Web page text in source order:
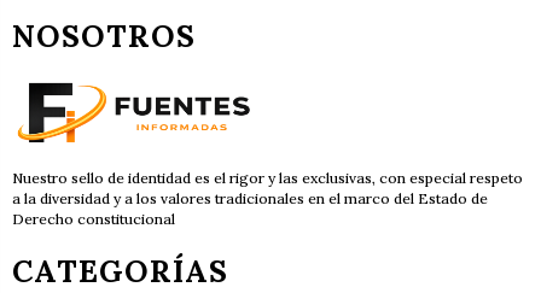
NOSOTROS
Nuestro sello de identidad es el rigor y las exclusivas, con especial respeto
a la diversidad y a los valores tradicionales en el marco del Estado de
Derecho constitucional
CATEGORÍAS